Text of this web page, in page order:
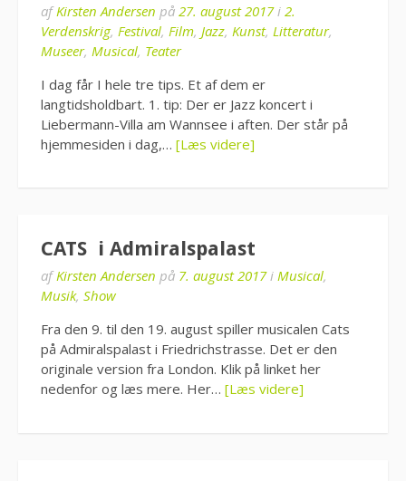
afKirsten Andersen på 27. august 2017i 2.
Verdenskrig, Festival, Film, Jazz, Kunst, Litteratur,
Museer, Musical, Teater
I dag får I hele tre tips. Et af dem er
langtidsholdbart. 1. tip: Der er Jazz koncert i
Liebermann-Villa am Wannsee i aften. Der står på
hjemmesiden i dag,… [Læs videre]
CATS i Admiralspalast
afKirsten Andersen på 7. august 2017i Musical,
Musik, Show
Fra den 9. til den 19. august spiller musicalen Cats
på Admiralspalast i Friedrichstrasse. Det er den
originale version fra London. Klik på linket her
nedenfor og læs mere. Her… [Læs videre]